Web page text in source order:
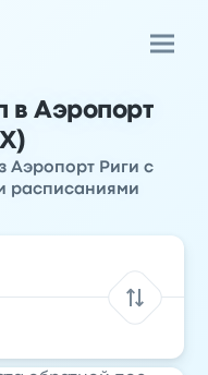
в Аэропорт
Аэропорт Риги с
расписаниями